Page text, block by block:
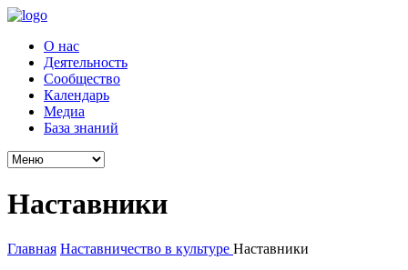
О нас
Деятельность
Сообщество
Календарь
Медиа
База знаний
Наставники
Главная Наставничество в культуре Наставники